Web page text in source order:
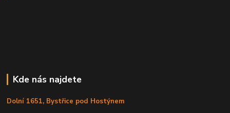
Kde nás najdete
Dolní 1651, Bystřice pod Hostýnem